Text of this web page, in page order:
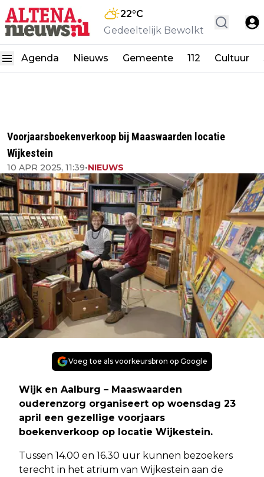
22°C
Gedeeltelijk Bewolkt
Agenda Nieuws Gemeente 112 Cultuur
Voorjaarsboekenverkoop bij Maaswaarden locatie
Wijkestein
10 APR 2025, 11:39•NIEUWS
Voeg toe als voorkeursbron op Google
Wijk en Aalburg – Maaswaarden
ouderenzorg organiseert op woensdag 23
april een gezellige voorjaars
boekenverkoop op locatie Wijkestein.
Tussen 14.00 en 16.30 uur kunnen bezoekers
terecht in het atrium van Wijkestein aan de